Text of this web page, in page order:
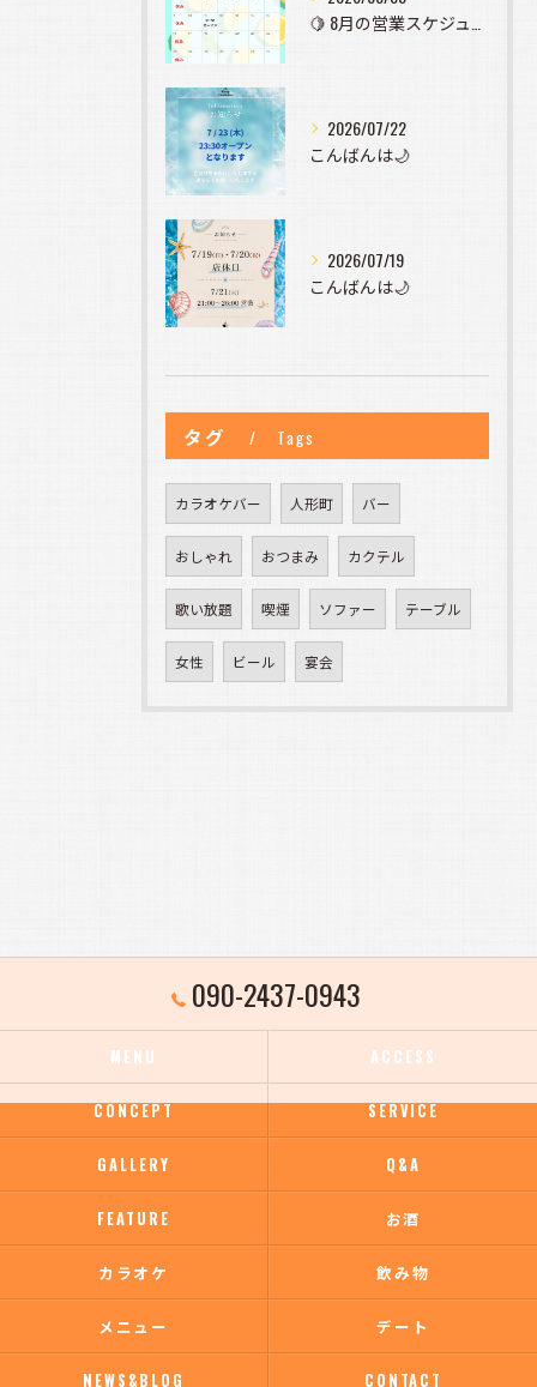
2026/07/22
こんばんは🌙
2026/07/19
こんばんは🌙
タグ Tags
カラオケバー 人形町 バー
おしゃれ おつまみ カクテル
歌い放題 喫煙 ソファー テーブル
女性 ビール 宴会
090-2437-0943
MENU ACCESS
CONCEPT SERVICE
GALLERY Q&A
FEATURE お酒
カラオケ 飲み物
メニュー デート
NEWS&BLOG CONTACT